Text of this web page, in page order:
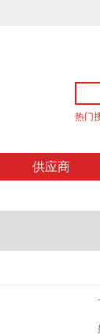
热门
供应商